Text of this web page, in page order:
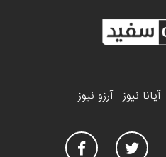
آیانا نیوز آرزو نیوز